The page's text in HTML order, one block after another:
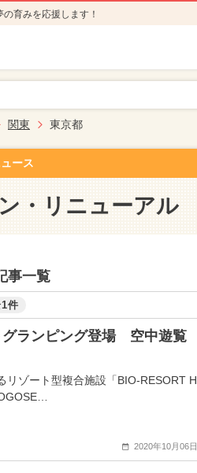
育みを応援します！
関東 東京都
ース
・リニューアル
事一覧
件
グランピング登場 空中遊覧
リゾート型複合施設「BIO-RESORT H
2020年10月06日